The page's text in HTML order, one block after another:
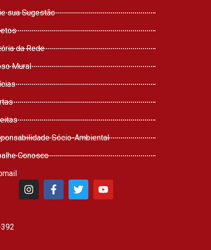
sua Sugestão
da Rede
Mural
Sócio-Ambiental
Conosco